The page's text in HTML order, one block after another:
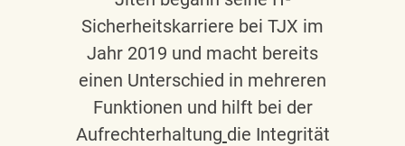
Sicherheitskarriere bei TJX im
Jahr 2019 und macht bereits
einen Unterschied in mehreren
Funktionen und hilft bei der
Aufrechterhaltung die Integrität